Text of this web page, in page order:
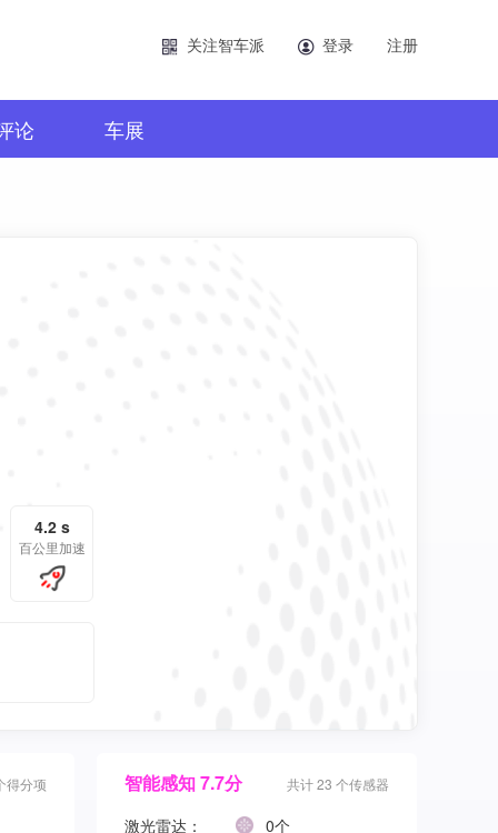
关注智车派 登录 注册
论 车展
4.2 s
百公里加速
得分项 智能感知 7.7分 共计 23 个传感器
激光雷达：
0个